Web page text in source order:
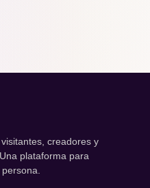
creadores y
plataforma para